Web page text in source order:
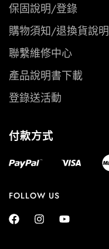
保固說明/登錄
購物須知/退換貨說明
聯繫維修中心
產品說明書下載
登錄送活動
付款方式
FOLLOW US